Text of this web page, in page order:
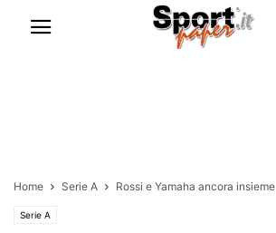
Home Serie A Rossi e Yamaha ancora insieme
Serie A